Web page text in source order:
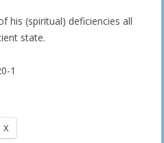
his (spiritual) deficiencies all
state.
1
X